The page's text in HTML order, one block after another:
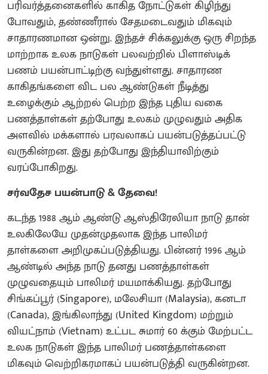
பரிவர்த்தனைகளில் காகித நோட்டுகள் கிழிந்து
போவதும், தண்ணீரால் சேதமடைவதும் மிகவும்
சாதாரணமான ஒன்று. இந்தச் சிக்கலுக்கு ஒரு சிறந்த
மாற்றாக உலக நாடுகள் பலவற்றில் பிளாஸ்டிக்
பணம் பயன்பாட்டிற்கு வந்துள்ளது. சாதாரண
காகிதங்களை விட பல ஆண்டுகள் நீடித்து
உழைக்கும் ஆற்றல் பெற்ற இந்த புதிய வகை
பணத்தாள்கள் தற்போது உலகம் முழுவதும் அதிக
அளவில் மக்களால் பரவலாகப் பயன்படுத்தப்பட்டு
வருகின்றன. இது தற்போது இந்தியாவிற்கும்
வரப்போகிறது.
சர்வதேச பயன்பாடு & தேவை!
கடந்த 1988 ஆம் ஆண்டு ஆஸ்திரேலியா நாடு தான்
உலகிலேயே முதன்முதலாக இந்த பாலிமர்
தாள்களை அறிமுகப்படுத்தியது. பின்னர் 1996 ஆம்
ஆண்டில் அந்த நாடு தனது பணத்தாள்கள்
முழுவதையும் பாலிமர் மயமாக்கியது. தற்போது
சிங்கப்பூர் (Singapore), மலேசியா (Malaysia), கனடா
(Canada), இங்கிலாந்து (United Kingdom) மற்றும்
வியட்நாம் (Vietnam) உட்பட சுமார் 60 க்கும் மேற்பட்ட
உலக நாடுகள் இந்த பாலிமர் பணத்தாள்களை
மிகவும் வெற்றிகரமாகப் பயன்படுத்தி வருகின்றன.